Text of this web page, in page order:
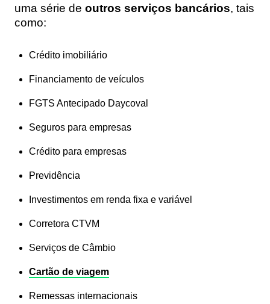
uma série de outros serviços bancários, tais
como:
Crédito imobiliário
Financiamento de veículos
FGTS Antecipado Daycoval
Seguros para empresas
Crédito para empresas
Previdência
Investimentos em renda fixa e variável
Corretora CTVM
Serviços de Câmbio
Cartão de viagem
Remessas internacionais